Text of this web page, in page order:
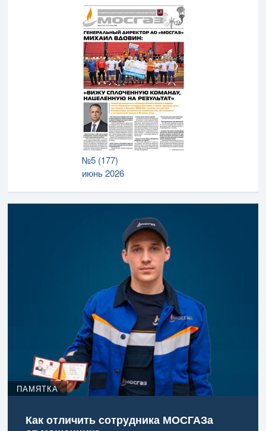
№5 (177)
июнь 2026
ПАМЯТКА
Как отличить сотрудника МОСГАЗа